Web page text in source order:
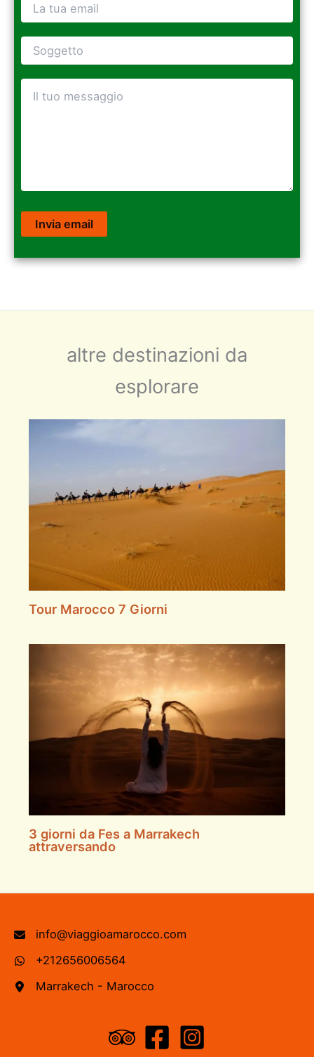
altre destinazioni da
esplorare
Tour Marocco 7 Giorni
3 giorni da Fes a Marrakech
attraversando
info@viaggioamarocco.com
+212656006564
Marrakech - Marocco